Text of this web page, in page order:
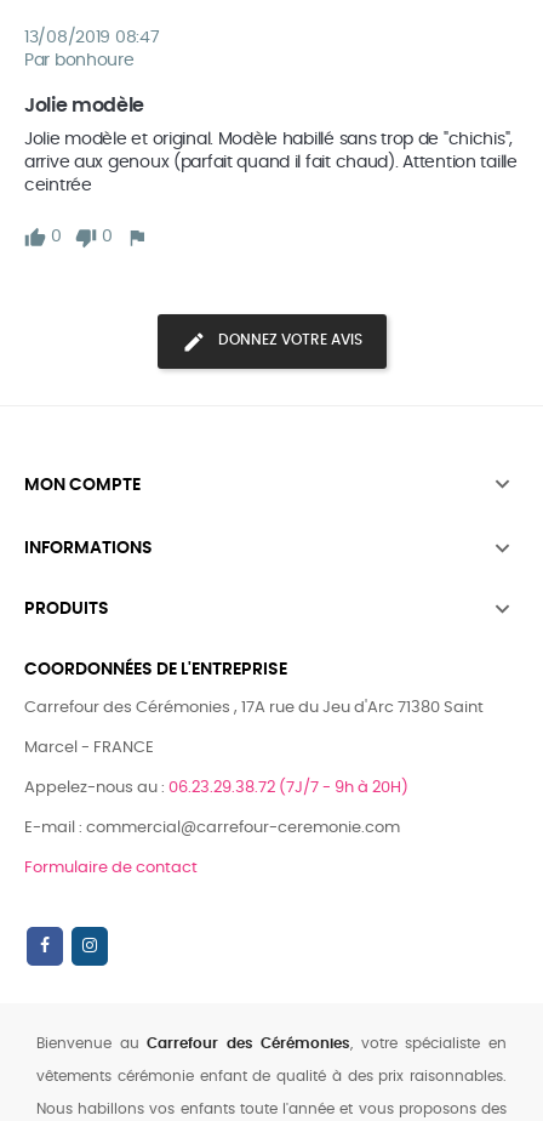
13/08/2019 08:47
Par bonhoure
Jolie modèle
Jolie modèle et original. Modèle habillé sans trop de "chichis",
arrive aux genoux (parfait quand il fait chaud). Attention taille
0 0
DONNEZ VOTRE AVIS
MON COMPTE 
INFORMATIONS 
PRODUITS 
COORDONNÉES DE L'ENTREPRISE
Carrefour des Cérémonies , 17A rue du Jeu d'Arc 71380 Saint
Marcel - FRANCE
Appelez-nous au : 06.23.29.38.72 (7J/7 - 9h à 20H)
E-mail : commercial@carrefour-ceremonie.com
Formulaire de contact
Bienvenue auCarrefour des Cérémonies , votre spécialiste en
vêtements cérémonie enfant de qualité à des prix raisonnables.
Nous habillons vos enfants toute l'année et vous proposons des